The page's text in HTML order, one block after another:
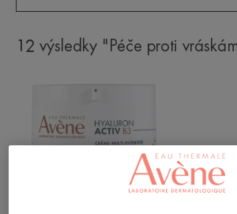
12 výsledky "Péče proti
noční
krém